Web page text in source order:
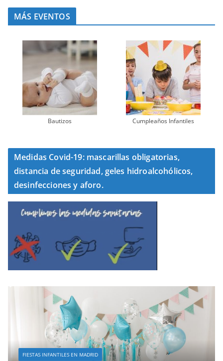
MÁS EVENTOS
Bautizos Cumpleaños Infantiles
Medidas Covid-19: mascarillas obligatorias,
distancia de seguridad, geles hidroalcohólicos,
desinfecciones y aforo.
FIESTAS INFANTILES EN MADRID